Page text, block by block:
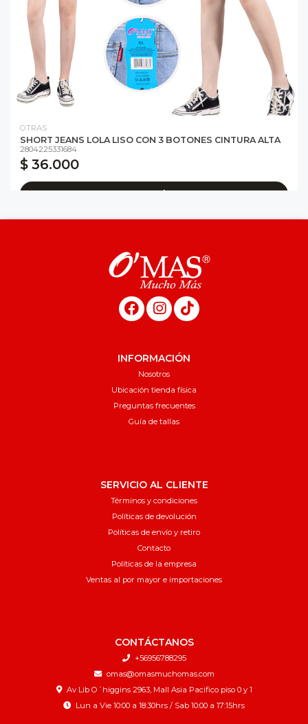
OTRAS
SHORT JEANS LOLA LISO CON 3 BOTONES CINTURA ALTA
2804225331684
$ 36.000
Agregar al carro
INFORMACIÓN
Nosotros
Ubicación tienda física
Preguntas frecuentes
Guía de tallas
SERVICIO AL CLIENTE
Términos y condiciones
Políticas de devolución
Políticas de envío y retiro
Contacto
Políticas de la empresa
Ventas al por mayor e importaciones
CONTÁCTANOS
+56956788295
omas@omasmuchomas.com
Av Lib O´higgins 2963, Mall Asia Pacifico piso 0 y 1
Lun a Vie 10:00 a 18:30hrs / Sab 10:00 a 17:15hrs